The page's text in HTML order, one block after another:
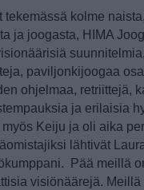
tekemässä kolme
ja joogasta, HIMA
paviljonkijoogaa
ohjelmaa, retriittejä,
ja erilaisia
Keiju ja oli aika
lähtivät
Pää meillä
visiönäärejä.